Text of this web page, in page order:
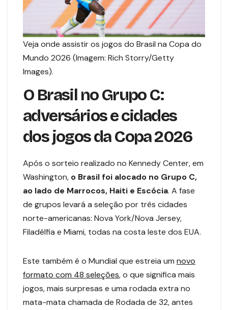
Veja onde assistir os jogos do Brasil na Copa do
Mundo 2026 (Imagem: Rich Storry/Getty
Images).
O Brasil no Grupo C:
adversários e cidades
dos jogos da Copa 2026
Após o sorteio realizado no Kennedy Center, em
Washington, o Brasil foi alocado no Grupo C,
ao lado de Marrocos, Haiti e Escócia. A fase
de grupos levará a seleção por três cidades
norte-americanas: Nova York/Nova Jersey,
Filadélfia e Miami, todas na costa leste dos EUA.
Este também é o Mundial que estreia um novo
formato com 48 seleções, o que significa mais
jogos, mais surpresas e uma rodada extra no
mata-mata chamada de Rodada de 32, antes